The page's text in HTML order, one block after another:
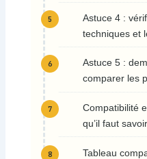
Astuce 4 :
techniques et
Astuce 5 :
comparer les
Compatibilité
qu’il faut
Tableau